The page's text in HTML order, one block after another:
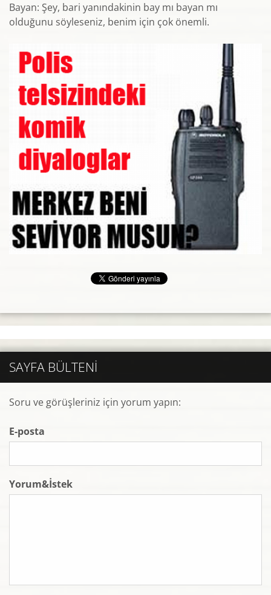
Bayan: Şey, bari yanındakinin bay mı bayan mı
olduğunu söyleseniz, benim için çok önemli.
SAYFA BÜLTENI
Soru ve görüşleriniz için yorum yapın:
E-posta
Yorum&İstek